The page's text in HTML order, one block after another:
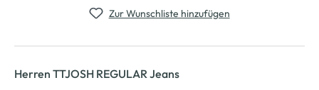
Zur Wunschliste hinzufügen
Herren TTJOSH REGULAR Jeans